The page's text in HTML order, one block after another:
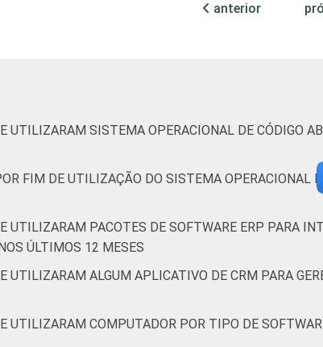
3,9 3,2 4,5 4,8
anterior
UTILIZARAM SISTEMA OPERACIONAL DE CÓDIGO
FIM DE UTILIZAÇÃO DO SISTEMA OPERACIONAL
UTILIZARAM PACOTES DE SOFTWARE ERP PARA
ÚLTIMOS 12 MESES
UTILIZARAM ALGUM APLICATIVO DE CRM PARA
UTILIZARAM COMPUTADOR POR TIPO DE